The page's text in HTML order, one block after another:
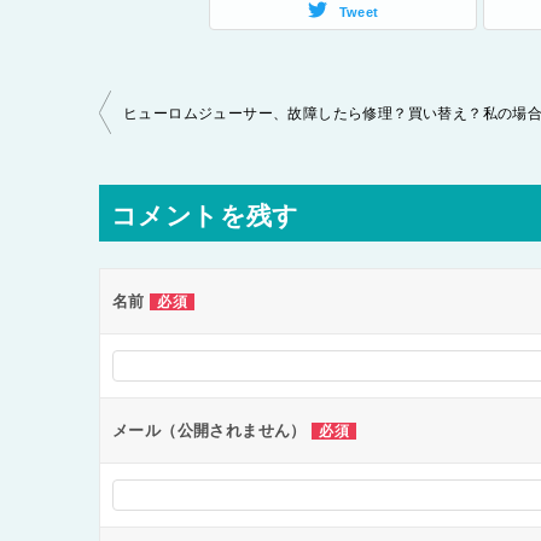
Tweet
投
ナ
ビ
ー
ョ
ン
コメントを残す
名前 必須
メール（公開されません） 必須